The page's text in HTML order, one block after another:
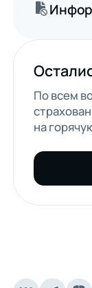
По всем
на